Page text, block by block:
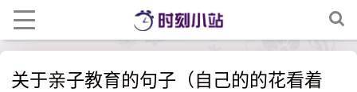
关于亲子教育的句子（自己的的花看着